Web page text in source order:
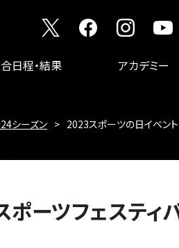
日程・結果 アカデミー
シーズン 2023スポーツの日イベント
ーツフェスティ